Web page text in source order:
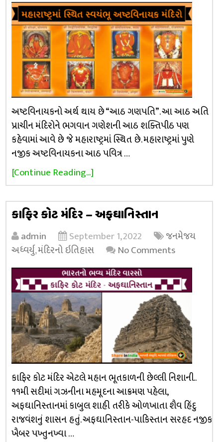
અષ્ટવિનાયકનો અર્થ થાય છે “આઠ ગણપતિ”. આ આઠ અતિ
પ્રાચીન મંદિરોને ભગવાન ગણેશની આઠ શક્તિપીઠ પણ
કહેવામાં આવે છે જે મહારાષ્ટ્રમાં સ્થિત છે. મહારાષ્ટ્રમાં પુણે
નજીક અષ્ટવિનાયકના આઠ પવિત્ર …
[Continue Reading...]
કાફિર કોટ મંદિર – અફઘાનિસ્તાન
admin September 1, 2022
જનમેજય
અધ્વર્યુ,મંદિરનો ઇતિહાસ No Comments
કાફિર કોટ મંદિર એટલે મહાન ભૂતકાળની છેલ્લી નિશાની..
૧૧મી સદીમાં ગઝનીના મહમૂદના આક્રમણ પહેલા,
અફઘાનિસ્તાનમાં કાબુલ શાહી તરીકે ઓળખાતા શૈવ હિંદુ
રાજવંશનું શાસન હતું. અફઘાનિસ્તાન-પાકિસ્તાન સરહદ નજીક
ખૈબર પખ્તુનખ્વા …